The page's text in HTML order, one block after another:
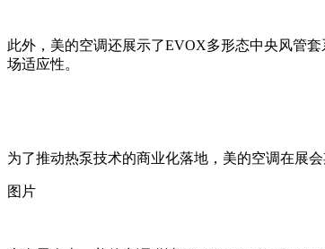
此外，美的空调还展示了EVOX多形态中央风管
场适应性。
为了推动热泵技术的商业化落地，美的空调在展
图片